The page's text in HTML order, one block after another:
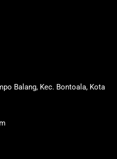
Balang, Kec. Bontoala, Kota